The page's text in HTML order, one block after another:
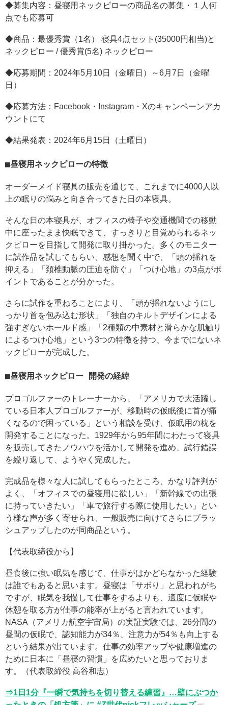
◆募集内容：昼寝用ネックピローの商品名の募集・１人何
点でも応募可
◆商品：最優秀賞（1名） 寝具4点セット(35000円相当)と
ネックピロー / 優秀賞(5名) ネックピロー
◆応募期間：2024年5月10日（金曜日）～6月7日（金曜
日）
◆応募方法：Facebook・Instagram・Xのキャンペーンアカ
ウントにて
◆結果発表：2024年6月15日（土曜日）
昼寝用ネックピローの特徴
オーダーメイド寝具の販売を通じて、これまでに4000人以
上の眠りの悩みと向き合ってきた日の本寝具。
そんな日の本寝具が、オフィスの椅子や交通機関での移動
中に座ったまま快眠できて、すっきりと目覚められるネッ
クピローを目指して開発に取り掛かった。多くのモニター
に試作品を試してもらい、感想を聞く中で、「頭の揺れを
抑える」「頚椎動脈の圧迫を防ぐ」「つけ心地」の3点がポ
イントであることが分かった。
さらに試作を重ねることにより、「頭が揺れないようにし
っかり首を包み込む形状」「独自のキルトデザインによる
強すぎないホールド感」「2種類の中素材と滑らかな肌触り
によるつけ心地」という3つの特徴を持つ、今までにないネ
ックピローが完成した。
昼寝用ネックピロー 開発の経緯
プロゴルファーのトレーナーから、「アメリカで大活躍し
ている日本人プロゴルファーが、移動時の仮眠後に首が痛
くなるので困っている」という相談を受け、仮眠用の枕を
開発することになった。1929年から95年間にわたって寝具
を販売してきたノウハウを活かして開発を進め、試行錯誤
を繰り返して、ようやく完成した。
完成品を様々な人に試してもらったところ、かなり評判が
よく、「オフィスでの昼寝用に欲しい」「新幹線での出張
に持っていきたい」「車で旅行する際に使用したい」とい
う様な声が多く寄せられ、一般販売に向けてさらにブラッ
シュアップしたのが同商品という。
【代表取締役から】
昼食後に強い眠気を感じて、仕事がはかどらなかった経験
は誰でもあると思います。昼寝は「サボり」と思われがち
ですが、眠気を我慢して仕事をするよりも、適度に仮眠や
休憩を取る方が仕事の能率が上がると言われています。
NASA（アメリカ航空宇宙局）の実証実験では、26分間の
昼間の仮眠で、認知能力が34％、注意力が54％も向上する
という結果が出ています。仕事の効率アップや健康増進の
ために日本に「昼寝の習慣」を広めたいと思っておりま
す。（代表取締役 高谷和志）
⇒1日1分『一瞬で気持ちを切り替える練習』…壁にぶつか